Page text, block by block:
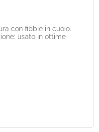
con fibbie in cuoio.
usato in ottime